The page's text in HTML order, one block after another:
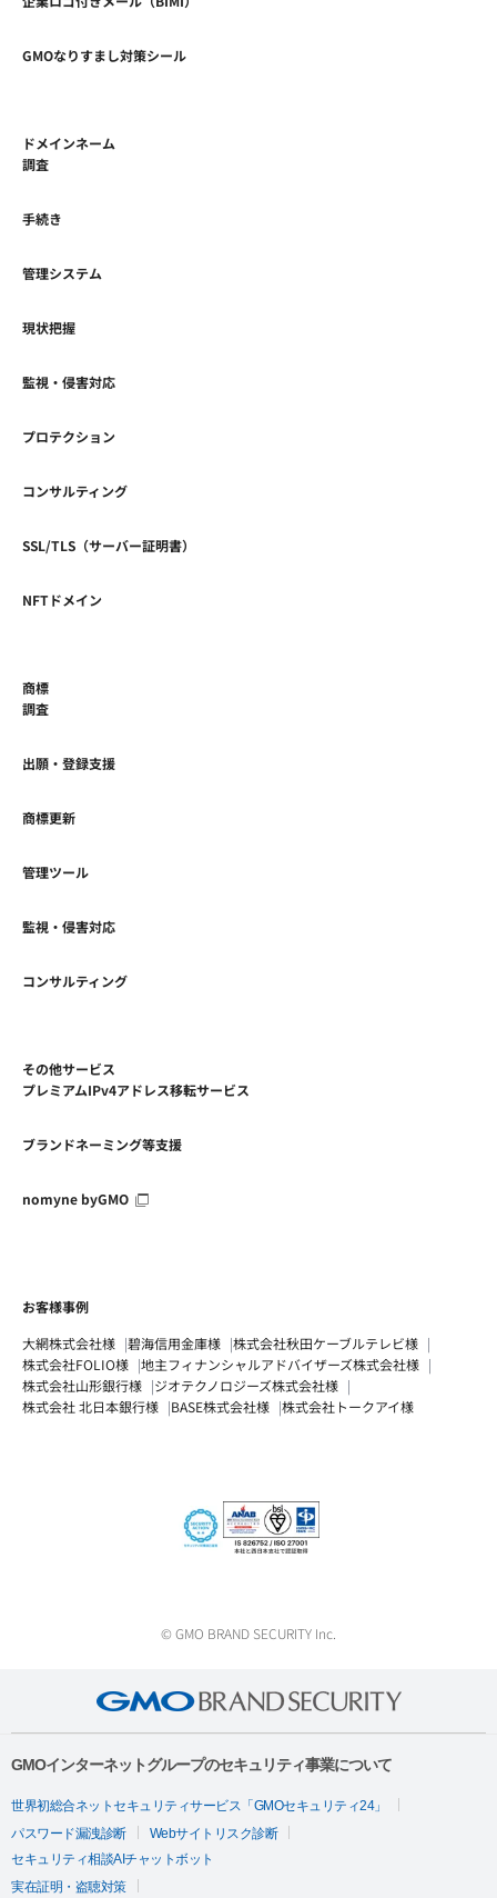
GMOなりすまし対策シール
ドメインネーム
調査
手続き
管理システム
現状把握
監視・侵害対応
プロテクション
コンサルティング
SSL/TLS（サーバー証明書）
NFTドメイン
商標
調査
出願・登録支援
商標更新
管理ツール
監視・侵害対応
コンサルティング
その他サービス
プレミアムIPv4アドレス移転サービス
ブランドネーミング等支援
nomyne byGMO
お客様事例
大網株式会社様
碧海信用金庫様
株式会社秋田ケーブルテレビ様
株式会社FOLIO様
地主フィナンシャルアドバイザーズ株式会社様
株式会社山形銀行様
ジオテクノロジーズ株式会社様
株式会社 北日本銀行様
BASE株式会社様 株式会社トークアイ様
© GMO BRAND SECURITY Inc.
GMOインターネットグループのセキュリティ事業について
世界初総合ネットセキュリティサービス「GMOセキュリティ24」
パスワード漏洩診断
Webサイトリスク診断
セキュリティ相談AIチャットボット
実在証明・盗聴対策